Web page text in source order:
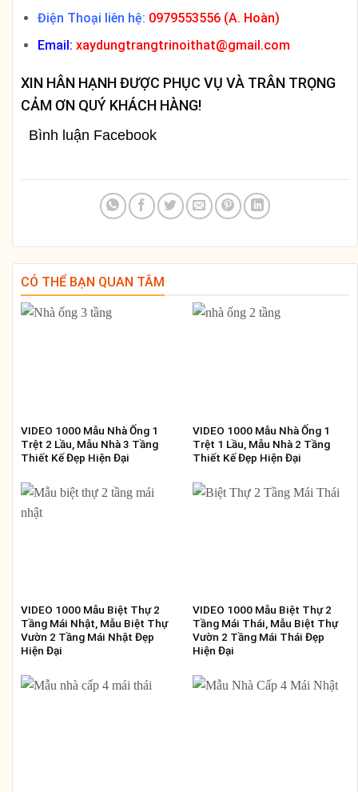
Điện Thoại liên hệ: 0979553556 (A. Hoàn)
Email: xaydungtrangtrinoithat@gmail.com
XIN HÂN HẠNH ĐƯỢC PHỤC VỤ VÀ TRÂN TRỌNG
CẢM ƠN QUÝ KHÁCH HÀNG!
Bình luận Facebook
CÓ THỂ BẠN QUAN TÂM
VIDEO 1000 Mẫu Nhà Ống 1
Trệt 2 Lầu, Mẫu Nhà 3 Tầng
Thiết Kế Đẹp Hiện Đại
VIDEO 1000 Mẫu Nhà Ống 1
Trệt 1 Lầu, Mẫu Nhà 2 Tầng
Thiết Kế Đẹp Hiện Đại
VIDEO 1000 Mẫu Biệt Thự 2
Tầng Mái Nhật, Mẫu Biệt Thự
Vườn 2 Tầng Mái Nhật Đẹp
Hiện Đại
VIDEO 1000 Mẫu Biệt Thự 2
Tầng Mái Thái, Mẫu Biệt Thự
Vườn 2 Tầng Mái Thái Đẹp
Hiện Đại